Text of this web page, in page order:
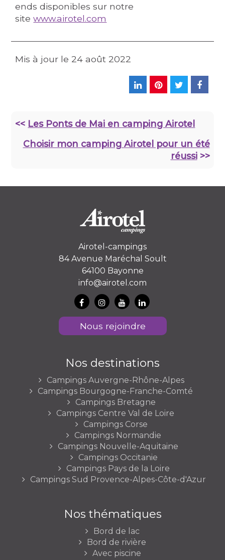
ends disponibles sur notre
sitewww.airotel.com
Mis à jour le 24 août 2022
<< Les Ponts de Mai en camping Airotel
Choisir mon camping Airotel pour un été
réussi>>
Airotel-campings
84 Avenue Maréchal Soult
64100 Bayonne
info@airotel.com
Nous rejoindre
Nos destinations
Campings Auvergne-Rhône-Alpes
Campings Bourgogne-Franche-Comté
Campings Bretagne
Campings Centre Val de Loire
Campings Corse
Campings Normandie
Campings Nouvelle-Aquitaine
Campings Occitanie
Campings Pays de la Loire
Campings Sud Provence-Alpes-Côte-d'Azur
Nos thématiques
Bord de lac
Bord de rivière
Avec piscine